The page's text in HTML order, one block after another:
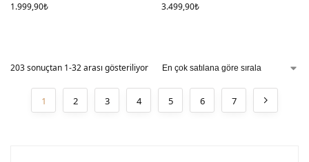
1.999,90₺ 3.499,90₺
203 sonuçtan 1-32 arası gösteriliyor
1 2 3 4 5 6 7